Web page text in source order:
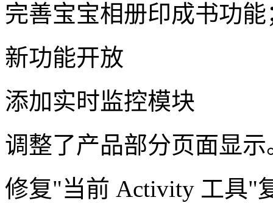
完善宝宝相册印成书功能
新功能开放
添加实时监控模块
调整了产品部分页面显示
修复"当前 Activity 工具"